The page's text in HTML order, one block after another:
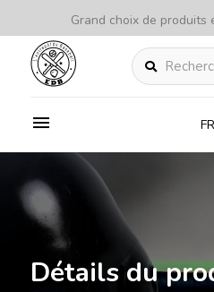
Grand choix de produits
Rechercher
FR
Détails du